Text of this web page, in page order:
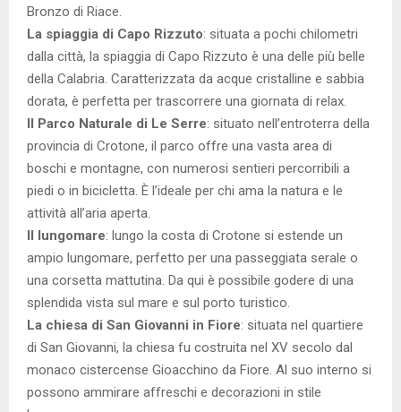
Bronzo di Riace.
La spiaggia di Capo Rizzuto: situata a pochi chilometri
dalla città, la spiaggia di Capo Rizzuto è una delle più belle
della Calabria. Caratterizzata da acque cristalline e sabbia
dorata, è perfetta per trascorrere una giornata di relax.
Il Parco Naturale di Le Serre: situato nell’entroterra della
provincia di Crotone, il parco offre una vasta area di
boschi e montagne, con numerosi sentieri percorribili a
piedi o in bicicletta. È l’ideale per chi ama la natura e le
attività all’aria aperta.
Il lungomare: lungo la costa di Crotone si estende un
ampio lungomare, perfetto per una passeggiata serale o
una corsetta mattutina. Da qui è possibile godere di una
splendida vista sul mare e sul porto turistico.
La chiesa di San Giovanni in Fiore: situata nel quartiere
di San Giovanni, la chiesa fu costruita nel XV secolo dal
monaco cistercense Gioacchino da Fiore. Al suo interno si
possono ammirare affreschi e decorazioni in stile